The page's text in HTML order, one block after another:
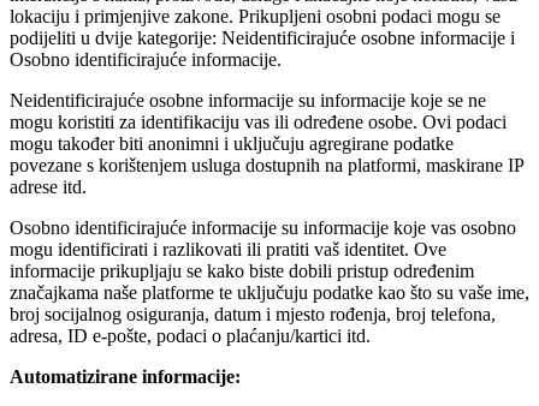
lokaciju i primjenjive zakone. Prikupljeni osobni podaci mogu se
podijeliti u dvije kategorije: Neidentificirajuće osobne informacije i
Osobno identificirajuće informacije.
Neidentificirajuće osobne informacije su informacije koje se ne
mogu koristiti za identifikaciju vas ili određene osobe. Ovi podaci
mogu također biti anonimni i uključuju agregirane podatke
povezane s korištenjem usluga dostupnih na platformi, maskirane IP
adrese itd.
Osobno identificirajuće informacije su informacije koje vas osobno
mogu identificirati i razlikovati ili pratiti vaš identitet. Ove
informacije prikupljaju se kako biste dobili pristup određenim
značajkama naše platforme te uključuju podatke kao što su vaše ime,
broj socijalnog osiguranja, datum i mjesto rođenja, broj telefona,
adresa, ID e-pošte, podaci o plaćanju/kartici itd.
Automatizirane informacije: